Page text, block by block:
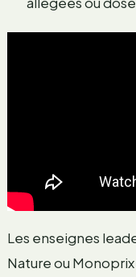
Les enseignes
Nature ou